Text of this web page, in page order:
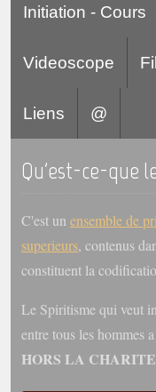
Initiation - Cours
Videoscope
Liens @
Qu'est-ce-que
C'est un ensemble de
superieurs, contenus
constituent la
Le Spiritisme qui veut
entre tous les hommes
HORS LA